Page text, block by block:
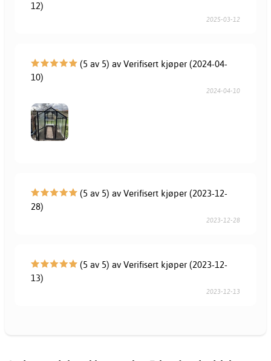
12)
2025-03-12
(5 av 5) av Verifisert kjøper (2024-04-
10)
2024-04-10
(5 av 5) av Verifisert kjøper (2023-12-
28)
2023-12-28
(5 av 5) av Verifisert kjøper (2023-12-
13)
2023-12-13